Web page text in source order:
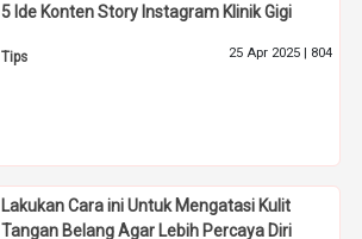
5 Ide Konten Story Instagram Klinik Gigi
Tips 25 Apr 2025 | 804
Lakukan Cara ini Untuk Mengatasi Kulit
Tangan Belang Agar Lebih Percaya Diri